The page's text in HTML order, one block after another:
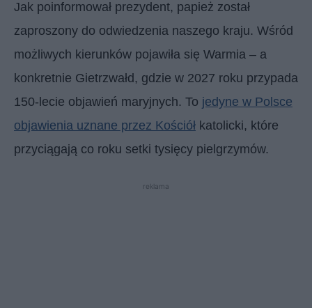
Jak poinformował prezydent, papież został
zaproszony do odwiedzenia naszego kraju. Wśród
możliwych kierunków pojawiła się Warmia – a
konkretnie Gietrzwałd, gdzie w 2027 roku przypada
150-lecie objawień maryjnych. To jedyne w Polsce
objawienia uznane przez Kościół katolicki, które
przyciągają co roku setki tysięcy pielgrzymów.
reklama